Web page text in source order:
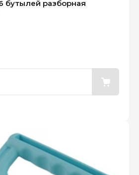
бутылей разборная